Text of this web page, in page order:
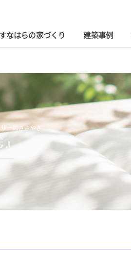
すなはらの家づくり 建築事例
ーのささやき
』